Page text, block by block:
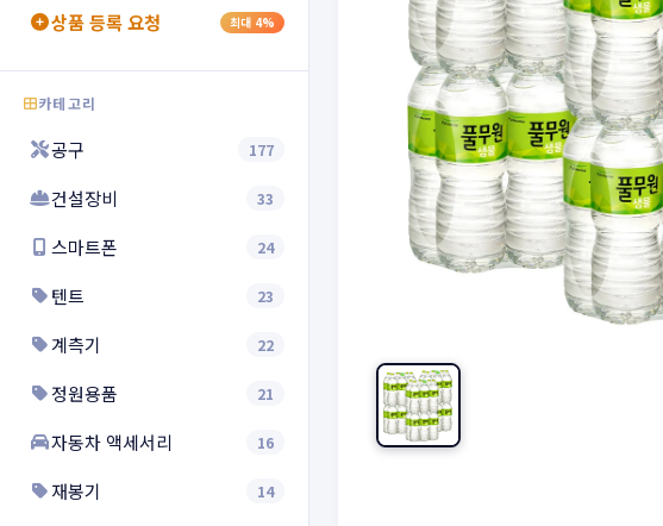
상품 등록 요청
최대 4%
카테고리
공구 177
건설장비 33
스마트폰 24
텐트 23
계측기 22
정원용품 21
자동차 액세서리 16
재봉기 14